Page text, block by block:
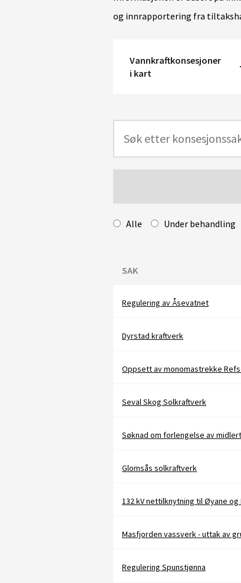
og innrapportering fra
Vannkraftkonsesjoner
i kart
Alle Under behandling
SAK
Regulering av Åsevatnet
Dyrstad kraftverk
Seval Skog Solkraftverk
Glomsås solkraftverk
Masfjorden vassverk - uttak av
Regulering Spunstjønna